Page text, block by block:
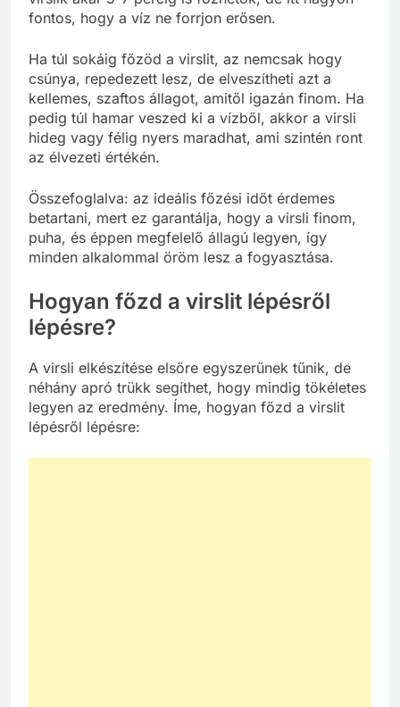
fontos, hogy a víz ne forrjon erősen.
Ha túl sokáig főzöd a virslit, az nemcsak hogy
csúnya, repedezett lesz, de elveszítheti azt a
kellemes, szaftos állagot, amitől igazán finom. Ha
pedig túl hamar veszed ki a vízből, akkor a virsli
hideg vagy félig nyers maradhat, ami szintén ront
az élvezeti értékén.
Összefoglalva: az ideális főzési időt érdemes
betartani, mert ez garantálja, hogy a virsli finom,
puha, és éppen megfelelő állagú legyen, így
minden alkalommal öröm lesz a fogyasztása.
Hogyan főzd a virslit lépésről
lépésre?
A virsli elkészítése elsőre egyszerűnek tűnik, de
néhány apró trükk segíthet, hogy mindig tökéletes
legyen az eredmény. Íme, hogyan főzd a virslit
lépésről lépésre: